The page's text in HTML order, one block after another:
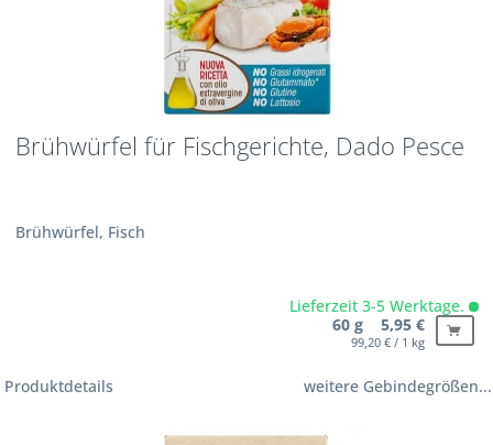
Brühwürfel für Fischgerichte, Dado Pesce
Brühwürfel, Fisch
Lieferzeit 3-5 Werktage.
60 g 5,95 €
99,20 € / 1 kg
Produktdetails weitere Gebindegrößen...